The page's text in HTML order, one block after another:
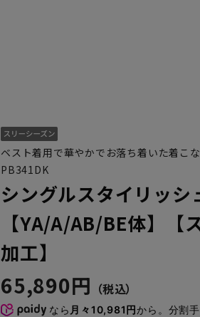
YA4 YA5
ベスト着用で華やかでお落ち着いた着こ
PB341DK
シングルスタイリッシ
【YA/A/AB/BE体】【
加工】
65,890円
なら 月々10,981円から。分割